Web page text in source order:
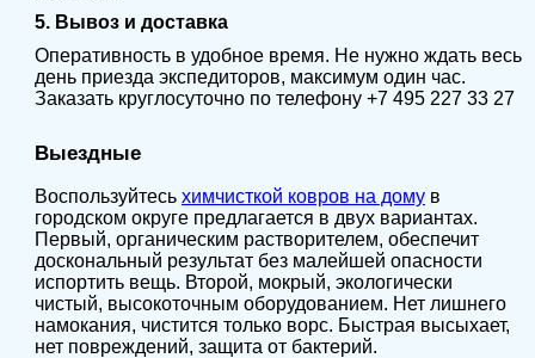
5. Вывоз и доставка
Оперативность в удобное время. Не нужно ждать весь
день приезда экспедиторов, максимум один час.
Заказать круглосуточно по телефону +7 495 227 33 27
Выездные
Воспользуйтесь химчисткой ковров на домув
городском округе предлагается в двух вариантах.
Первый, органическим растворителем, обеспечит
доскональный результат без малейшей опасности
испортить вещь. Второй, мокрый, экологически
чистый, высокоточным оборудованием. Нет лишнего
намокания, чистится только ворс. Быстрая высыхает,
нет повреждений, защита от бактерий.